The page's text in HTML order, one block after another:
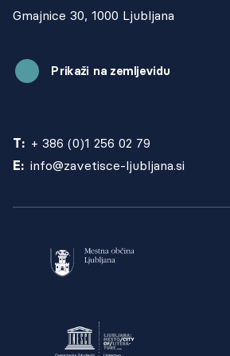
Gmajnice 30, 1000 Ljubljana
Prikaži na zemljevidu
T: + 386 (0)1 256 02 79
E: info@zavetisce-ljubljana.si